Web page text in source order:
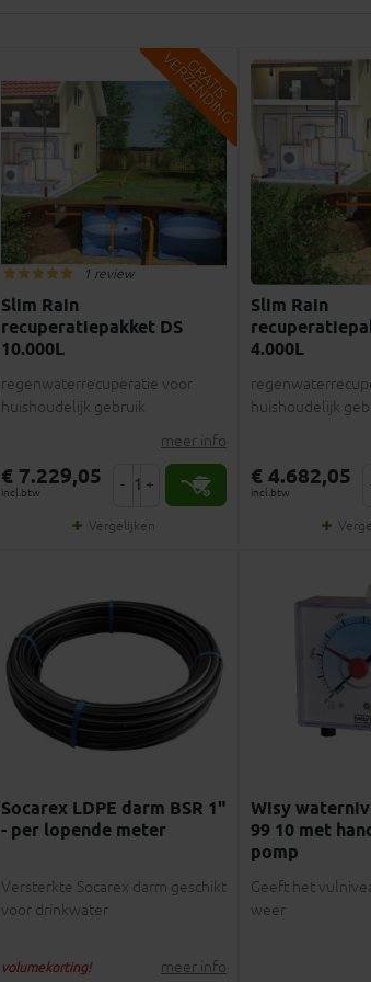
G
R
A
T
I
S
V
E
R
Z
E
N
D
I
N
G
1 review
Slim Rain
recuperatiepakket DS
10.000L
regenwaterrecuperatie voor
huishoudelijk gebruik
meer info
€ 7.229,05
incl.btw - +
Vergelijken
Slim Rain
4.000L
huishoudelijk
€ 4.682,05
incl.btw
Socarex LDPE darm BSR 1"
- per lopende meter
Versterkte Socarex darm geschikt
voor drinkwater
volumekorting! meer info
Wisy
99 10 met
pomp
Geeft het
weer